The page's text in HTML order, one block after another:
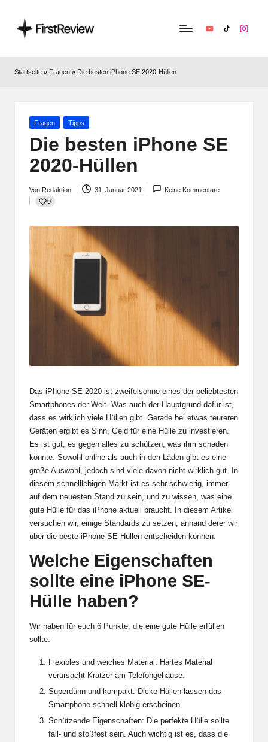
ir
Alles
Apple,
Smart‑Home,
Kopfhörern
YouTubeTikTok
Startseite » Fragen » Die besten iPhone SE 2020-Hüllen
Posted
Fragen Tipps
Die besten iPhone SE
2020-Hüllen
Posted
by
Von Redaktion 31. Januar 2021
Keine Kommentare
0
Das iPhone SE 2020 ist zweifelsohne eines der beliebtesten
Smartphones der Welt. Was auch der Hauptgrund dafür ist,
dass es wirklich viele Hüllen gibt. Gerade bei etwas teureren
Geräten ergibt es Sinn, Geld für eine Hülle zu investieren.
Es ist gut, es gegen alles zu schützen, was ihm schaden
könnte. Sowohl online als auch in den Läden gibt es eine
große Auswahl, jedoch sind viele davon nicht wirklich gut. In
diesem schnelllebigen Markt ist es sehr schwierig, immer
auf dem neuesten Stand zu sein, und zu wissen, was eine
gute Hülle für das iPhone aktuell braucht. In diesem Artikel
versuchen wir, einige Standards zu setzen, anhand derer wir
über die beste iPhone SE-Hüllen entscheiden können.
Welche Eigenschaften
sollte eine iPhone SE-
Hülle haben?
Wir haben für euch 6 Punkte, die eine gute Hülle erfüllen
sollte.
Flexibles und weiches Material: Hartes Material
verursacht Kratzer am Telefongehäuse.
Superdünn und kompakt: Dicke Hüllen lassen das
Smartphone schnell klobig erscheinen.
Schützende Eigenschaften: Die perfekte Hülle sollte
fall- und stoßfest sein. Auch wichtig ist es, dass die